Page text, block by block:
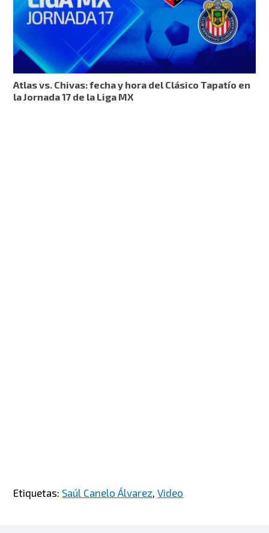
Atlas vs. Chivas: fecha y hora del Clásico Tapatío en
la Jornada 17 de la Liga MX
Etiquetas: Saúl Canelo Álvarez ,Video